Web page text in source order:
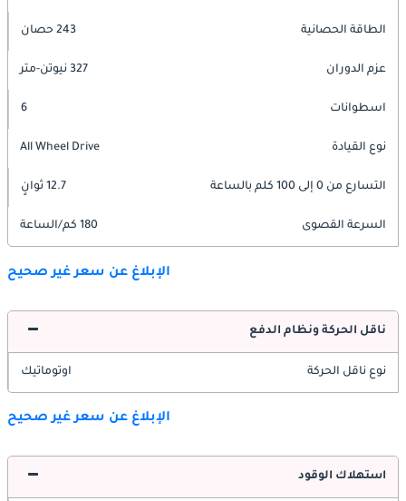
الطاقة الحصانية 243 حصان
عزم الدوران 327 نيوتن-متر
اسطوانات 6
نوع القيادة All Wheel Drive
التسارع من 0 إلى 100 كلم بالساعة 12.7 ثوانٍ
السرعة القصوى 180 كم/الساعة
الإبلاغ عن سعر غير صحيح
ناقل الحركة ونظام الدفع
نوع ناقل الحركة اوتوماتيك
الإبلاغ عن سعر غير صحيح
استهلاك الوقود